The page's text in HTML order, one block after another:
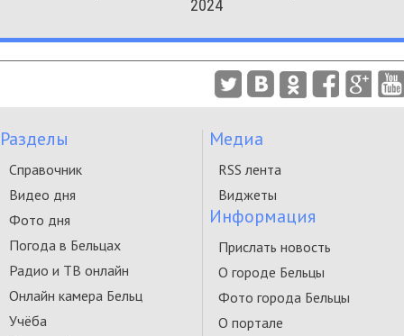
2024
Разделы
Справочник
Видео дня
Фото дня
Погода в Бельцах
Радио и ТВ онлайн
Онлайн камера Бельц
Учёба
Медиа
RSS лента
Виджеты
Информация
Прислать новость
О городе Бельцы
Фото города Бельцы
О портале